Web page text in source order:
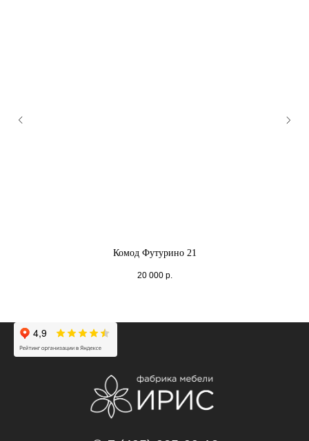
Комод Футурино 21
20 000 р.